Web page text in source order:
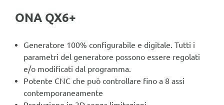
ONA QX6+
Generatore 100% configurabile e digitale. Tutti i
parametri del generatore possono essere regolati
e/o modificati dal programma.
Potente CNC che può controllare fino a 8 assi
contemporaneamente